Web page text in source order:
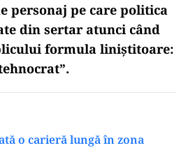
personaj pe care politica
din sertar atunci când
formula liniștitoare:
o carieră lungă în zona